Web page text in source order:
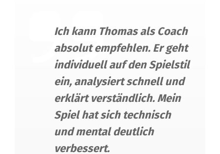
Ich kann Thomas als Coach
absolut empfehlen. Er geht
individuell auf den Spielstil
ein, analysiert schnell und
erklärt verständlich. Mein
Spiel hat sich technisch
und mental deutlich
verbessert.